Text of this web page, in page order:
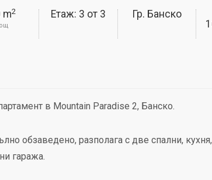
m2 Етаж: 3 от3 Гр. Банско
в Mountain Paradise 2, Банско.
обзаведено, разполага с две спални,
гаража.